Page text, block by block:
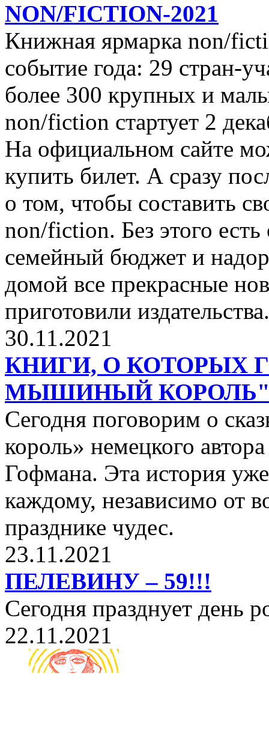
NON/FICTION-2021
Книжная ярмарка non/
событие года: 29 стран-
более 300 крупных и
non/fiction стартует 2
На официальном сайте
купить билет. А сразу
о том, чтобы составить
non/fiction. Без этого есть
семейный бюджет и
домой все прекрасные
приготовили издательства.
30.11.2021
КНИГИ, О КОТОРЫХ
МЫШИНЫЙ
Сегодня поговорим о
король» немецкого
Гофмана. Эта история
каждому, независимо от
празднике чудес.
23.11.2021
ПЕЛЕВИНУ – 59!!!
Сегодня празднует день
22.11.2021